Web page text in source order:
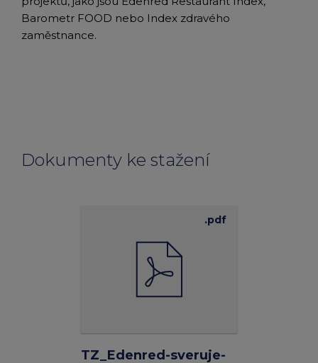
Barometr FOOD nebo Index zdravého
zaměstnance.
Dokumenty ke stažení
.pdf
TZ_Edenred-sveruje-